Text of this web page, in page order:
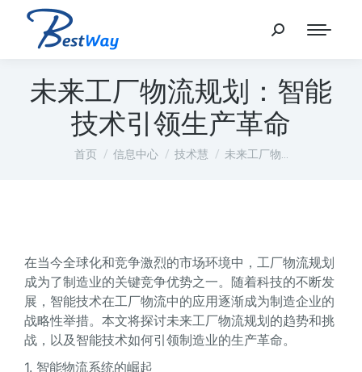
未来工厂物流规划：智能
技术引领生产革命
您在这里：
首页 信息中心 技术慧 未来工厂物…
在当今全球化和竞争激烈的市场环境中，工厂物流规划
成为了制造业的关键竞争优势之一。随着科技的不断发
展，智能技术在工厂物流中的应用逐渐成为制造企业的
战略性举措。本文将探讨未来工厂物流规划的趋势和挑
战，以及智能技术如何引领制造业的生产革命。
1. 智能物流系统的崛起